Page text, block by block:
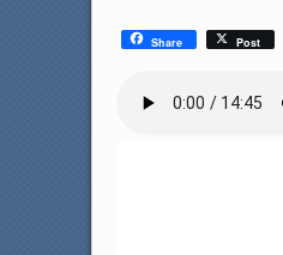
Share Post